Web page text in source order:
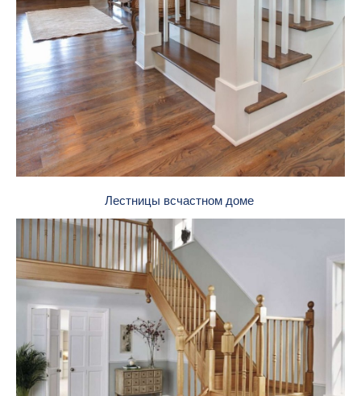
Лестницы всчастном доме